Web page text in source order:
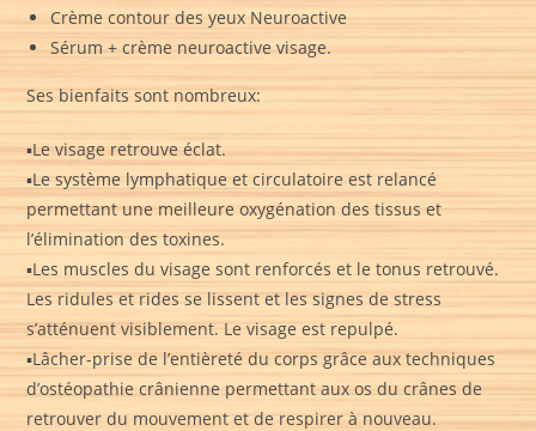
Crème contour des yeux Neuroactive
Sérum + crème neuroactive visage.
Ses bienfaits sont nombreux:
▪️Le visage retrouve éclat.
▪️Le système lymphatique et circulatoire est relancé
permettant une meilleure oxygénation des tissus et
l’élimination des toxines.
▪️Les muscles du visage sont renforcés et le tonus retrouvé.
Les ridules et rides se lissent et les signes de stress
s’atténuent visiblement. Le visage est repulpé.
▪️Lâcher-prise de l’entièreté du corps grâce aux techniques
d’ostéopathie crânienne permettant aux os du crânes de
retrouver du mouvement et de respirer à nouveau.